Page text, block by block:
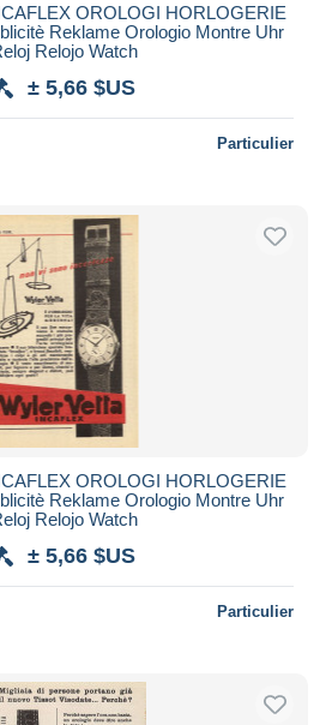
OROLOGI HORLOGERIE
Reklame Orologio Montre Uhr
Relojo Watch
± 5,66 $US
Particulier
OROLOGI HORLOGERIE
Reklame Orologio Montre Uhr
Relojo Watch
± 5,66 $US
Particulier